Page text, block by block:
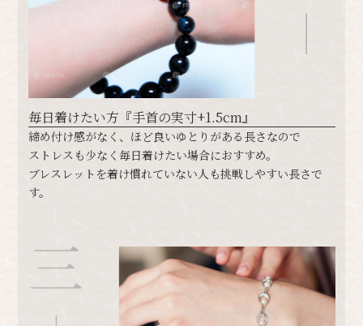
毎日着けたい方『手首の実寸+1.5cm』
​​​締め付け感がなく、ほど良いゆとりがある長さなので
ストレスも少なく毎日着けたい場合におすすめ。
ブレスレットを着け慣れていない人も挑戦しやすい長さで
す。